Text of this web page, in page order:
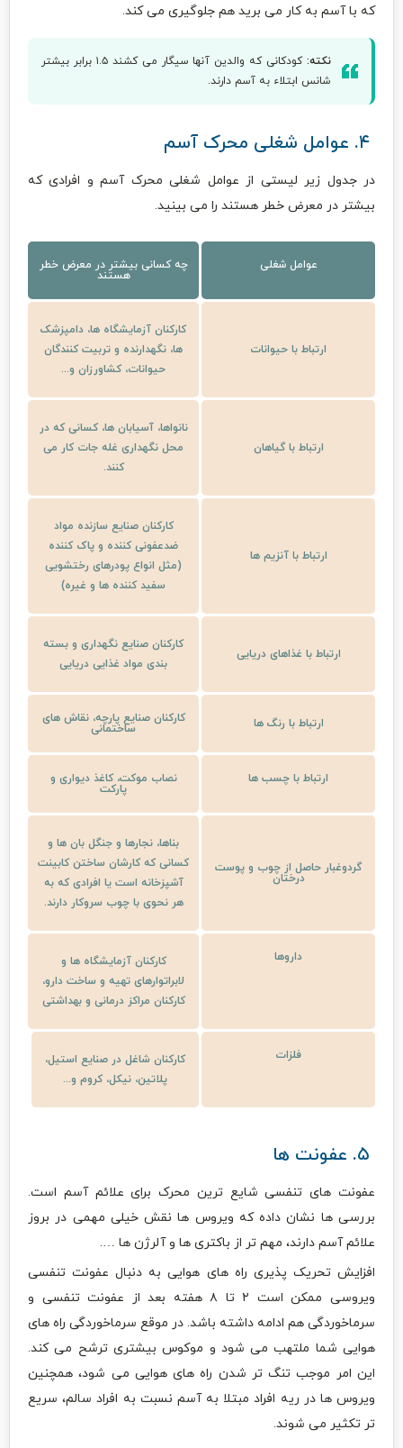
که با آسم به کار می برید هم جلوگیری می کند.
نکته:
کودکانی که والدین آنها سیگار می کشند ۱.۵ برابر بیشتر
شانس ابتلاء به آسم دارند.
در جدول زیر لیستی از عوامل شغلی محرک آسم و افرادی که
بیشتر در معرض خطر هستند را می بینید.
عوامل شغلی چه کسانی بیشتر در معرض خطر
هستند
ارتباط با حیوانات
کارکنان آزمایشگاه ها، دامپزشک
ها، نگهدارنده و تربیت کنندگان
حیوانات، کشاورزان و...
ارتباط با گیاهان
نانواها، آسیابان ها، کسانی که در
محل نگهداری غله جات کار می
کنند.
ارتباط با آنزیم ها
کارکنان صنایع سازنده مواد
ضدعفونی کننده و پاک کننده
(مثل انواع پودرهای رختشویی
سفید کننده ها و غیره)
ارتباط با غذاهای دریایی
کارکنان صنایع نگهداری و بسته
بندی مواد غذایی دریایی
ارتباط با رنگ ها کارکنان صنایع پارچه، نقاش های
ساختمانی
ارتباط با چسب ها نصاب موکت، کاغذ دیواری و
پارکت
گردوغبار حاصل از چوب و پوست
درختان
بناها، نجارها و جنگل بان ها و
کسانی که کارشان ساختن کابینت
آشپزخانه است یا افرادی که به
هر نحوی با چوب سروکار دارند.
داروها
کارکنان آزمایشگاه ها و
لابراتوارهای تهیه و ساخت دارو،
کارکنان مراکز درمانی و بهداشتی
فلزات
کارکنان شاغل در صنایع استیل،
پلاتین، نیکل، کروم و...
عفونت های تنفسی شایع ترین محرک برای علائم آسم است.
بررسی ها نشان داده که ویروس ها نقش خیلی مهمی در بروز
علائم آسم دارند، مهم تر از باکتری ها و آلرژن ها ….
افزایش تحریک پذیری راه های هوایی به دنبال عفونت تنفسی
ویروسی ممکن است ۲ تا ۸ هفته بعد از عفونت تنفسی و
سرماخوردگی هم ادامه داشته باشد. در موقع سرماخوردگی راه های
هوایی شما ملتهب می شود و موکوس بیشتری ترشح می کند.
این امر موجب تنگ تر شدن راه های هوایی می شود، همچنین
ویروس ها در ریه افراد مبتلا به آسم نسبت به افراد سالم، سریع
تر تکثیر می شوند.